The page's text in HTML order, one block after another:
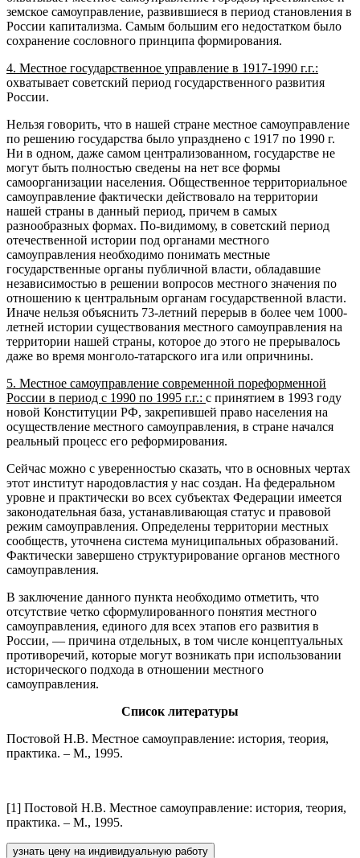
земское самоуправление, развившиеся в период становления в
России капита­лизма. Самым большим его недостатком было
сохранение сословного принципа формирования.
4. Местное государственное управ­ление в 1917-1990 г.г.:
охватывает советский период государственного развития
России.
Нельзя говорить, что в нашей стране местное самоуправление
по решению государства было упразднено с 1917 по 1990 г.
Ни в одном, даже самом централизо­ванном, государстве не
могут быть полностью сведе­ны на нет все формы
самоорганизации населения. Общест­венное территориальное
самоуправление фактически действовало на территории
нашей страны в данный период, причем в самых
разнообразных фор­мах. По-видимому, в советский период
отечественной истории под органами местного
самоуправления необходимо понимать местные
государственные ор­ганы публичной власти, обладавшие
незави­симостью в решении вопросов местного значения по
отношению к центральным органам государственной власти.
Иначе нельзя объяснить 73-летний перерыв в более чем 1000-
летней истории существования мест­ного самоуправления на
территории нашей страны, которое до этого не прерывалось
даже во время монголо-татарского ига или опричнины.
5. Местное самоуправление современной пореформен­ной
России в период с 1990 по 1995 г.г.: с принятием в 1993 году
новой Конституции РФ, закрепившей право населения на
осуществление местного самоуправления, в стране начался
реальный процесс его реформирования.
Сейчас можно с уверенностью сказать, что в основных чертах
этот институт народовластия у нас создан. На федеральном
уровне и практически во всех субъектах Федерации имеется
законодательная база, устанавливающая статус и правовой
режим самоуправления. Определены территории местных
сообществ, уточнена система муниципальных образований.
Фактически завершено структурирование органов местного
самоуправления.
В заключение данного пункта необходимо отметить, что
отсутствие четко сформулированного понятия ме­стного
самоуправления, единого для всех этапов его развития в
России, — причина отдельных, в том числе концептуаль­ных
противоречий, которые могут возникать при использовании
исторического подхода в отношении местного
самоуправления.
Список литературы
Постовой Н.В. Местное самоуправление: история, теория,
практика. – М., 1995.
[1] Постовой Н.В. Местное самоуправление: история, теория,
практика. – М., 1995.
узнать цену на индивидуальную работу